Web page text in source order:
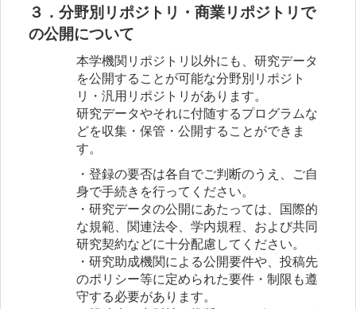
３．分野別リポジトリ・商業リポジトリで
の公開について
本学機関リポジトリ以外にも、研究データ
を公開することが可能な分野別リポジト
リ・汎用リポジトリがあります。
研究データやそれに付随するプログラムな
どを収集・保管・公開することができま
す。
・登録の要否は各自でご判断のうえ、ご自
身で手続きを行ってください。
・研究データの公開にあたっては、国際的
な規範、関連法令、学内規程、および共同
研究契約などに十分配慮してください。
・研究助成機関による公開要件や、投稿先
のポリシー等に定められた要件・制限も遵
守する必要があります。